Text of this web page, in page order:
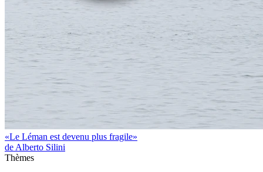
«Le Léman est devenu plus fragile»
de Alberto Silini
Thèmes